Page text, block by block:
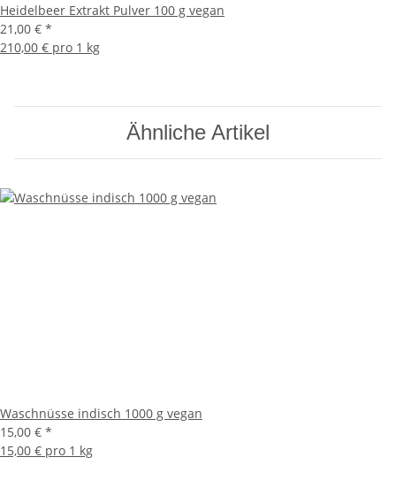
Heidelbeer Extrakt Pulver 100 g vegan
21,00 € *
210,00 € pro 1 kg
Ähnliche Artikel
Waschnüsse indisch 1000 g vegan
15,00 € *
15,00 € pro 1 kg